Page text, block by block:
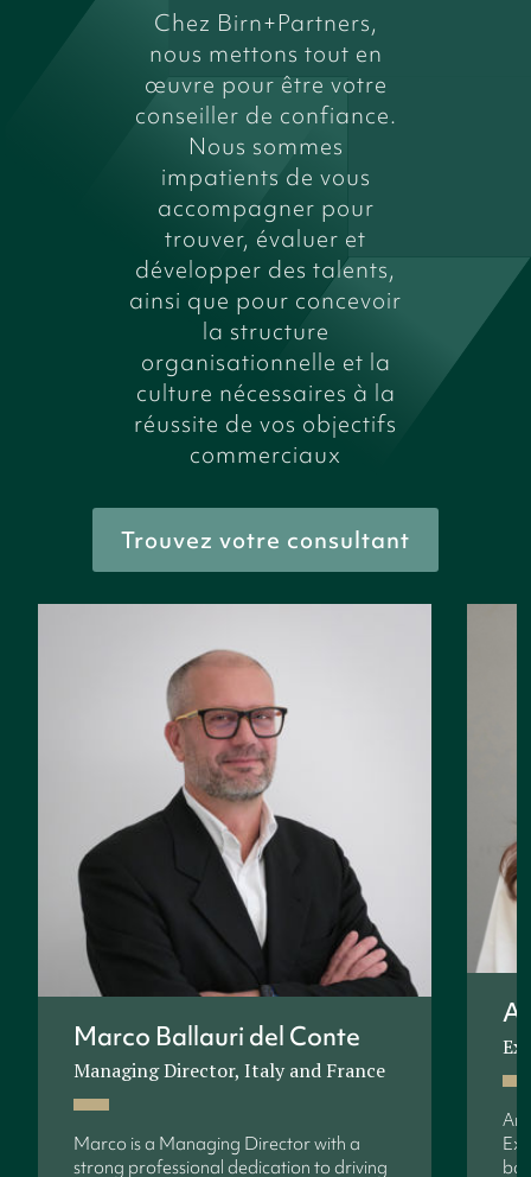
Chez Birn+Partners,
nous mettons tout en
œuvre pour être votre
conseiller de confiance.
Nous sommes
impatients de vous
accompagner pour
trouver, évaluer et
développer des talents,
ainsi que pour concevoir
la structure
organisationnelle et la
culture nécessaires à la
réussite de vos objectifs
commerciaux
Trouvez votre consultant
Marco Ballauri del Conte
Managing Director, Italy and France
Marco is a Managing Director with a
strong professional dedication to driving